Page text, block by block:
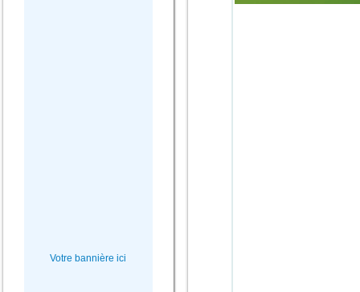
Votre bannière ici